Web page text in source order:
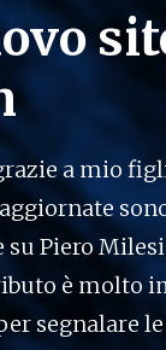
a mio
Piero
è molto
segnalare